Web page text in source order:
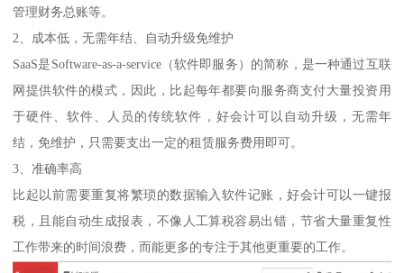
管理财务总账等。
2、成本低，无需年结、自动升级免维护
SaaS是Software-as-a-service（软件即服务）的简称，是一种通过互联
网提供软件的模式，因此，比起每年都要向服务商支付大量投资用
于硬件、软件、人员的传统软件，好会计可以自动升级，无需年
结，免维护，只需要支出一定的租赁服务费用即可。
3、准确率高
比起以前需要重复将繁琐的数据输入软件记账，好会计可以一键报
税，且能自动生成报表，不像人工算税容易出错，节省大量重复性
工作带来的时间浪费，而能更多的专注于其他更重要的工作。